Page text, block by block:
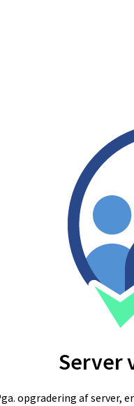
Server
opgradering af server,